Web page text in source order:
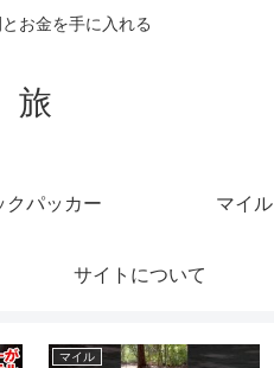
お金を手に入れる
旅
クパッカー マイル
サイトについて
クレジットカード